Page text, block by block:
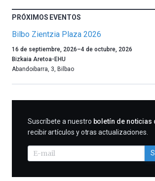
PRÓXIMOS EVENTOS
Bilbo Zientzia Plaza 2026
Un
año
más,
celebración
la
16 de septiembre, 2026–4 de octubre, 2026
Bizkaia Aretoa-EHU
Abandoibarra, 3, Bilbao
SUSCRIBIRME
Suscríbete a nuestro boletín de noticias
recibir artículos y otras actualizaciones.